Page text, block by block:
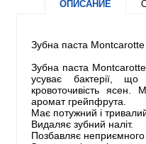
ОПИСАНИЕ
Зубна паста
Зубна паста
усуває бактерії,
кровоточивість
аромат грейпфрута.
Має потужний і
Видаляє зубний наліт.
Позбавляє неприємного